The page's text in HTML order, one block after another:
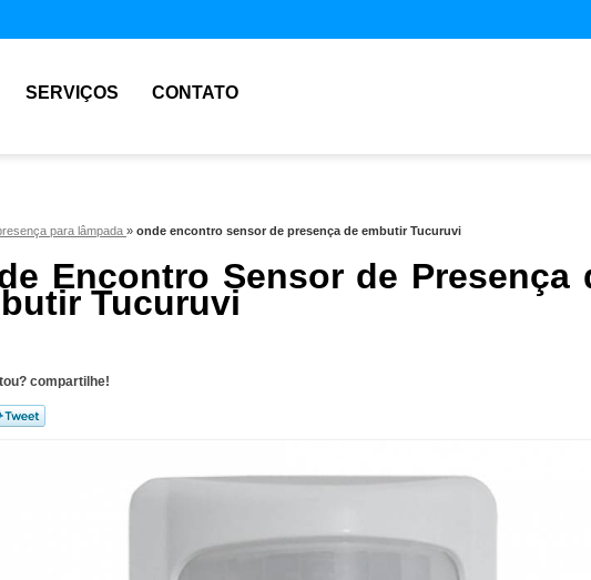
SERVIÇOS CONTATO
para lâmpada » onde encontro sensor de presença de embutir Tucuruvi
Encontro Sensor de Presença
Tucuruvi
compartilhe!